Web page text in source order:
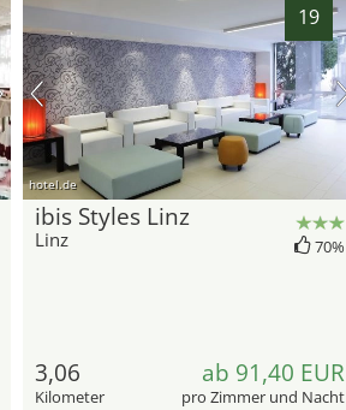
19
hotel.de
ibis Styles Linz
Linz 70%
3,06
Kilometer
ab 91,40 EUR
pro Zimmer und Nacht